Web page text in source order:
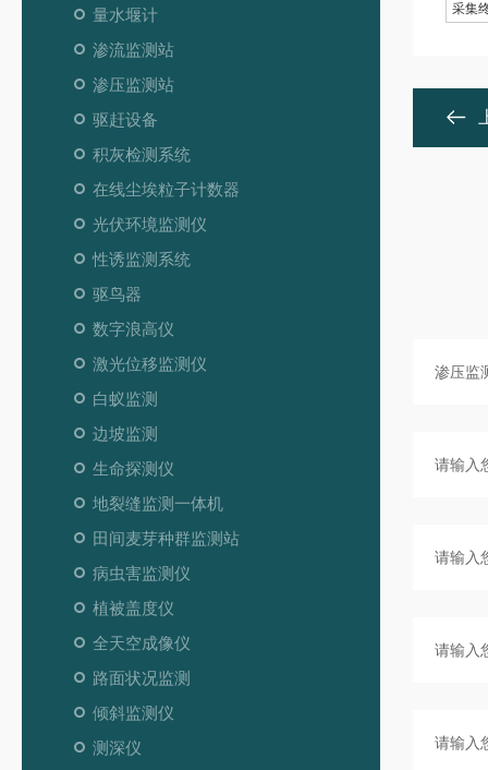
量水堰计
渗流监测站
渗压监测站
驱赶设备
积灰检测系统
在线尘埃粒子计数器
光伏环境监测仪
性诱监测系统
驱鸟器
数字浪高仪
激光位移监测仪
白蚁监测
边坡监测
生命探测仪
地裂缝监测一体机
田间麦芽种群监测站
病虫害监测仪
植被盖度仪
全天空成像仪
路面状况监测
倾斜监测仪
测深仪
采集